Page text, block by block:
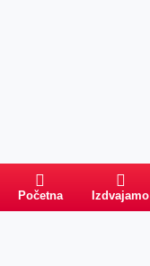
Početna Izdvajamo